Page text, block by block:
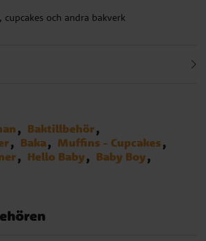
och andra bakverk
Baktillbehör
Baka
Muffins - Cupcakes
Hello Baby
Baby Boy